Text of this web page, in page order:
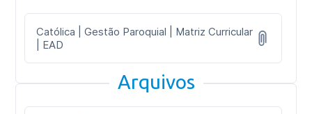
Católica | Gestão Paroquial | Matriz Curricular
| EAD
Arquivos